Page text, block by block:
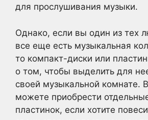
для прослушивания музыки.
Однако, если вы один из тех
все еще есть музыкальная
то компакт-диски или
о том, чтобы выделить для
своей музыкальной комнате.
можете приобрести
пластинок, если хотите